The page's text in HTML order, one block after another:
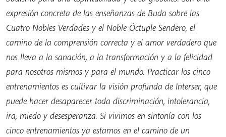
expresión concreta de las enseñanzas de Buda sobre las
Cuatro Nobles Verdades y el Noble Óctuple Sendero, el
camino de la comprensión correcta y el amor verdadero que
nos lleva a la sanación, a la transformación y a la felicidad
para nosotros mismos y para el mundo. Practicar los cinco
entrenamientos es cultivar la visión profunda de Interser, que
puede hacer desaparecer toda discriminación, intolerancia,
ira, miedo y desesperanza. Si vivimos en sintonía con los
cinco entrenamientos ya estamos en el camino de un